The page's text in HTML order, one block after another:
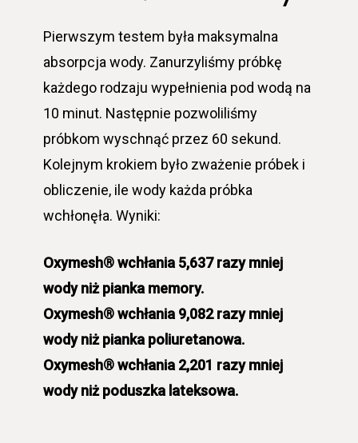
Pierwszym testem była maksymalna
absorpcja wody. Zanurzyliśmy próbkę
każdego rodzaju wypełnienia pod wodą na
10 minut. Następnie pozwoliliśmy
próbkom wyschnąć przez 60 sekund.
Kolejnym krokiem było zważenie próbek i
obliczenie, ile wody każda próbka
wchłonęła. Wyniki:
Oxymesh® wchłania 5,637 razy mniej
wody niż pianka memory.
Oxymesh® wchłania 9,082 razy mniej
wody niż pianka poliuretanowa.
Oxymesh® wchłania 2,201 razy mniej
wody niż poduszka lateksowa.